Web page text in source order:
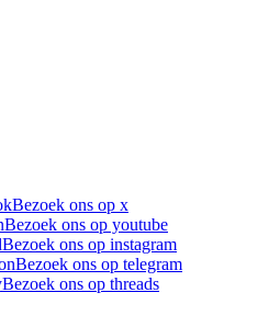
Bezoek ons op x
Bezoek ons op youtube
Bezoek ons op instagram
Bezoek ons op telegram
Bezoek ons op threads